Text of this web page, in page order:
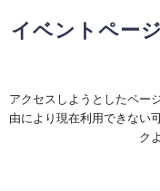
イベントペー
アクセスしようとしたペー
由により現在利用できない
ク